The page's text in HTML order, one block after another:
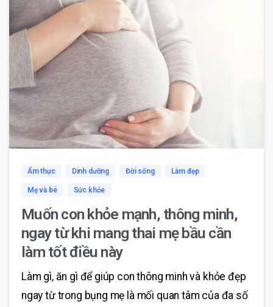
Ẩm thực Dinh dưỡng Đời sống Làm đẹp
Mẹ và bé Sức khỏe
Muốn con khỏe mạnh, thông minh,
ngay từ khi mang thai mẹ bầu cần
làm tốt điều này
Làm gì, ăn gì để giúp con thông minh và khỏe đẹp
ngay từ trong bụng mẹ là mối quan tâm của đa số